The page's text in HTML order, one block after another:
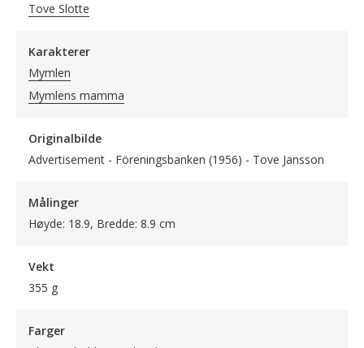
Tove Slotte
Karakterer
Mymlen
Mymlens mamma
Originalbilde
Advertisement - Föreningsbanken (1956) - Tove Jansson
Målinger
Høyde: 18.9, Bredde: 8.9 cm
Vekt
355 g
Farger